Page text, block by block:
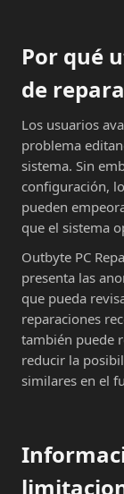
Por qué
de
Los usuarios
problema
sistema. Sin
configuración,
pueden
que el sistema
Outbyte PC
presenta las
que pueda
reparaciones
también puede
reducir la
similares en el